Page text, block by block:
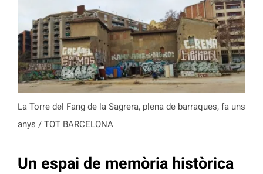
La Torre del Fang de la Sagrera, plena de barraques, fa uns
anys / TOT BARCELONA
Un espai de memòria històrica